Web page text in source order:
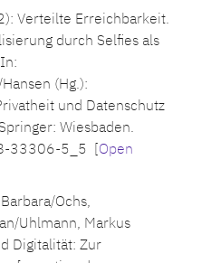
Verteilte Erreichbarkeit.
durch Selfies als
(Hg.):
und Datenschutz
Wiesbaden.
33306-5_5 [Open
Ochs,
Uhlmann, Markus
Digitalität: Zur